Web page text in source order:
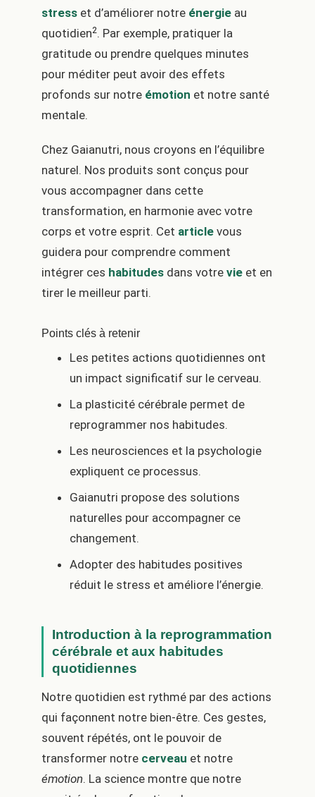
stress et d’améliorer notre énergie au
quotidien2. Par exemple, pratiquer la
gratitude ou prendre quelques minutes
pour méditer peut avoir des effets
profonds sur notre émotion et notre santé
mentale.
Chez Gaianutri, nous croyons en l’équilibre
naturel. Nos produits sont conçus pour
vous accompagner dans cette
transformation, en harmonie avec votre
corps et votre esprit. Cet article vous
guidera pour comprendre comment
intégrer ces habitudes dans votrevie et en
tirer le meilleur parti.
Points clés à retenir
Les petites actions quotidiennes ont
un impact significatif sur le cerveau.
La plasticité cérébrale permet de
reprogrammer nos habitudes.
Les neurosciences et la psychologie
expliquent ce processus.
Gaianutri propose des solutions
naturelles pour accompagner ce
changement.
Adopter des habitudes positives
réduit le stress et améliore l’énergie.
Introduction à la reprogrammation
cérébrale et aux habitudes
quotidiennes
Notre quotidien est rythmé par des actions
qui façonnent notre bien-être. Ces gestes,
souvent répétés, ont le pouvoir de
transformer notre cerveau et notre
émotion. La science montre que notre